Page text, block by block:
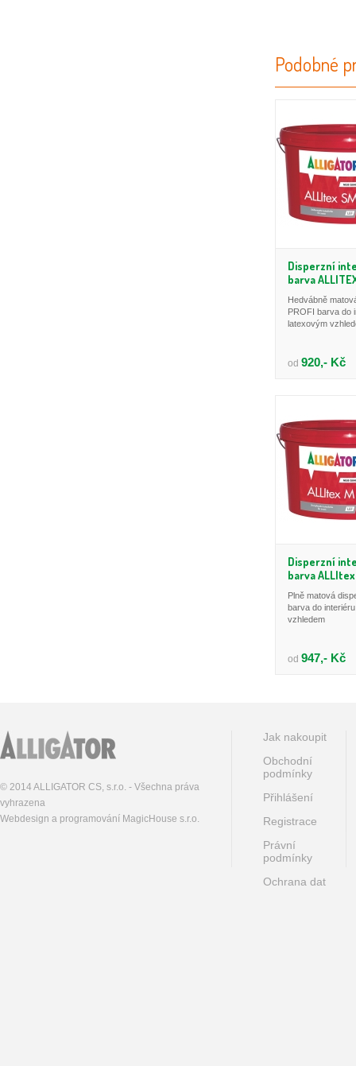
Podobné
Disperzní
barva
Hedvábně
PROFI barva do
latexovým
od 920,- Kč
Disperzní
barva ALLItex
Plně matová
barva do
vzhledem
od 947,- Kč
© 2014 ALLIGATOR CS, s.r.o. - Všechna práva
vyhrazena
Webdesign a programování MagicHouse s.r.o.
Jak nakoupit
Obchodní
podmínky
Přihlášení
Registrace
Právní
podmínky
Ochrana dat